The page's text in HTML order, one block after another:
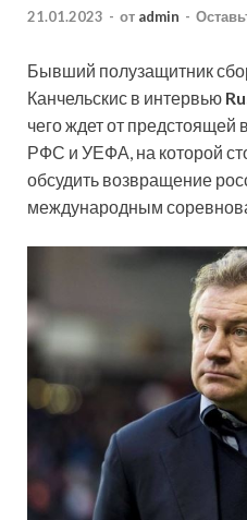
21.01.2023 - от admin -
Бывший полузащитник
Канчельскис в интервью
чего ждет от предстоящей
РФС и УЕФА, на которой
обсудить возвращение
международным